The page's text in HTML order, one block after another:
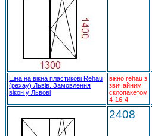
Ціна на вікна пластикові Rehau
(рехау) Львів. Замовлення
вікон у Львові
вікно rehau з
звичайним
склопакетом
4-16-4
2408